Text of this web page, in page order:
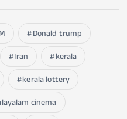
Donald trump
Iran
kerala
kerala lottery
cinema